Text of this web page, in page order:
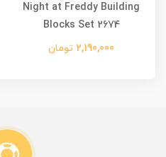
Night at Freddy Building
Blocks Set 2674
2,190,000 تومان